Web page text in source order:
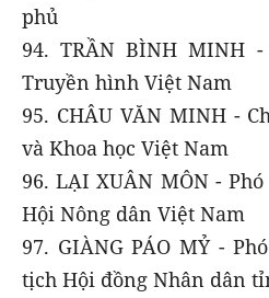
phủ
94. TRẦN BÌNH MINH
Truyền hình Việt Nam
95. CHÂU VĂN MINH -
và Khoa học Việt Nam
96. LẠI XUÂN MÔN -
Hội Nông dân Việt Nam
97. GIÀNG PÁO MỶ -
tịch Hội đồng Nhân dân